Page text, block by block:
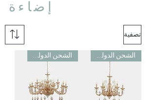
إضاءة
تصفية
الشحن الدولي مجاني الشحن الدولي مجاني